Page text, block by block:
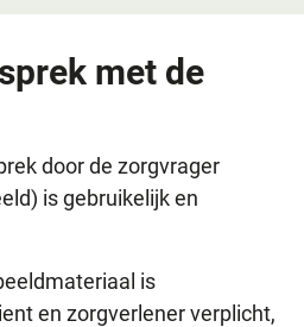
met de
door de zorgvrager
is gebruikelijk en
is
en zorgverlener verplicht,